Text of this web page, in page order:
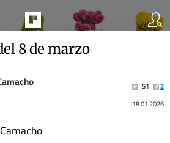
8 de marzo
51
2
18.01.2026